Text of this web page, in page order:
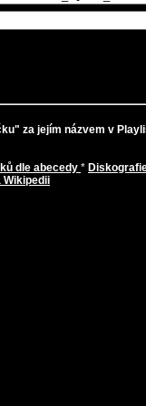
za jejím názvem v
dle abecedy *
Wikipedii